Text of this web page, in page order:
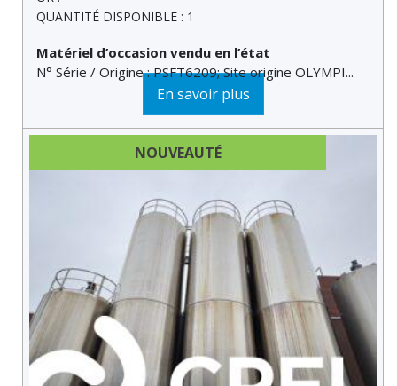
QUANTITÉ DISPONIBLE : 1
En savoir plus
Matériel d’occasion vendu en l’état
N° Série / Origine : PSFT6209; Site origine OLYMPI...
NOUVEAUTÉ